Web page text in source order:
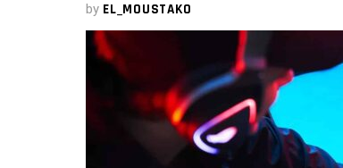
by EL_MOUSTAKO